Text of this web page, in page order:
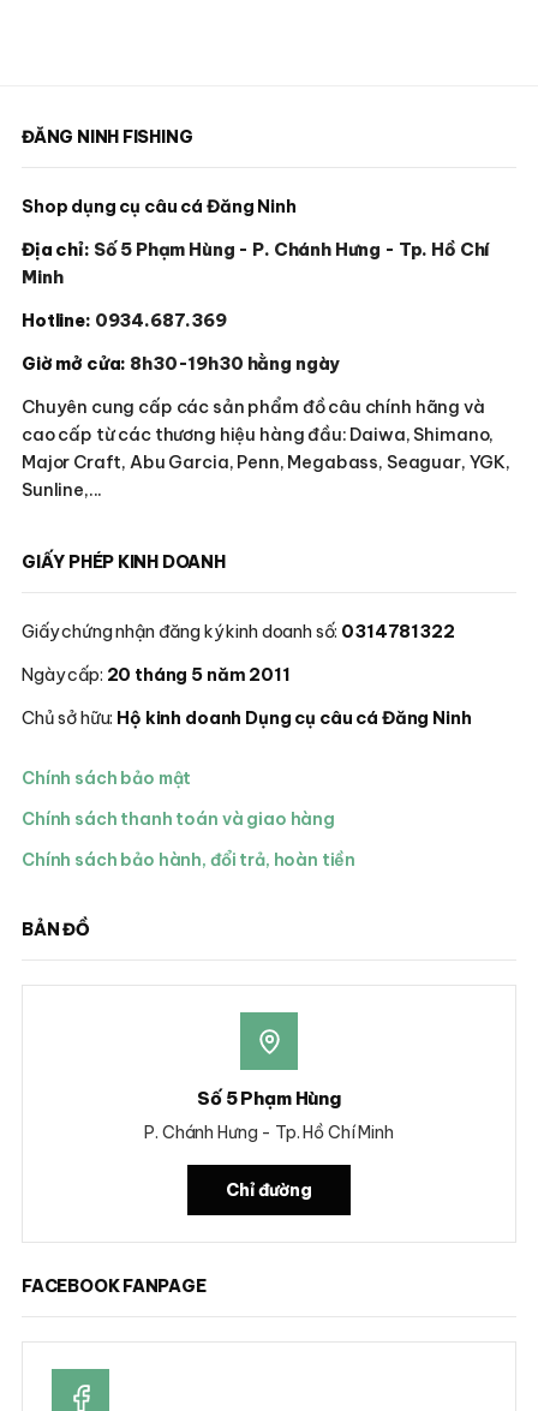
ĐĂNG NINH FISHING
Shop dụng cụ câu cá Đăng Ninh
Địa chỉ: Số 5 Phạm Hùng - P. Chánh Hưng - Tp. Hồ Chí
Minh
Hotline: 0934.687.369
Giờ mở cửa: 8h30-19h30 hằng ngày
Chuyên cung cấp các sản phẩm đồ câu chính hãng và
cao cấp từ các thương hiệu hàng đầu: Daiwa, Shimano,
Major Craft, Abu Garcia, Penn, Megabass, Seaguar, YGK,
Sunline,...
GIẤY PHÉP KINH DOANH
Giấy chứng nhận đăng ký kinh doanh số: 0314781322
Ngày cấp: 20 tháng 5 năm 2011
Chủ sở hữu: Hộ kinh doanh Dụng cụ câu cá Đăng Ninh
Chính sách bảo mật
Chính sách thanh toán và giao hàng
Chính sách bảo hành, đổi trả, hoàn tiền
BẢN ĐỒ
Số 5 Phạm Hùng
P. Chánh Hưng - Tp. Hồ Chí Minh
Chỉ đường
FACEBOOK FANPAGE